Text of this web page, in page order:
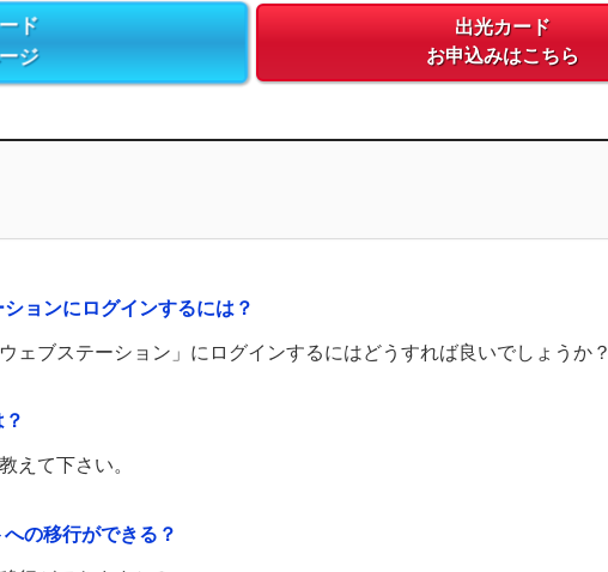
ド
ジ
出光カード
お申込みはこちら
ョンにログインするには？
ェブステーション」にログインするにはどうすれば良いでしょうか？
えて下さい。
の移行ができる？